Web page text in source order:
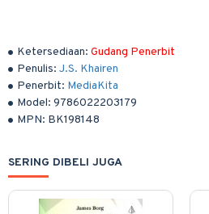
Ketersediaan: Gudang Penerbit
Penulis: J.S. Khairen
Penerbit: MediaKita
Model: 9786022203179
MPN: BK198148
SERING DIBELI JUGA